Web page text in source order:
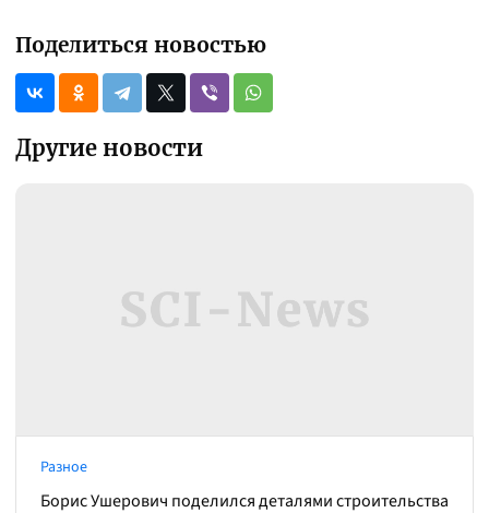
Поделиться новостью
Другие новости
Разное
Борис Ушерович поделился деталями строительства